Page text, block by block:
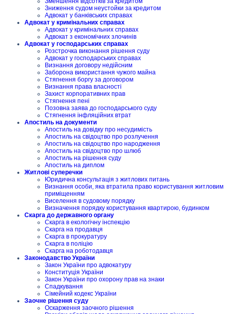
Зниження судом неустойки за кредитом
Адвокат у банківських справах
Адвокат у кримінальних справах
Адвокат у кримінальних справах
Адвокат з економічних злочинів
Адвокат у господарських справах
Розстрочка виконання рішення суду
Адвокат у господарських справах
Визнання договору недійсним
Заборона використання чужого майна
Стягнення боргу за договором
Визнання права власності
Захист корпоративних прав
Стягнення пені
Позовна заява до господарського суду
Стягнення інфляційних втрат
Апостиль на документи
Апостиль на довідку про несудимість
Апостиль на свідоцтво про розлучення
Апостиль на свідоцтво про народження
Апостиль на свідоцтво про шлюб
Апостиль на рішення суду
Апостиль на диплом
Житлові суперечки
Юридична консультація з житлових питань
Визнання особи, яка втратила право користування житловим
приміщенням
Виселення в судовому порядку
Визначення порядку користування квартирою, будинком
Скарга до державного органу
Скарга в екологічну інспекцію
Скарга на продавця
Скарга в прокуратуру
Скарга в поліцію
Скарга на роботодавця
Законодавство України
Закон України про адвокатуру
Конституція України
Закон України про охорону прав на знаки
Спадкування
Сімейний кодекс України
Заочне рішення суду
Оскарження заочного рішення